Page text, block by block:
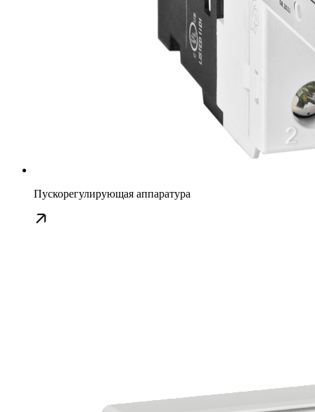
Пускорегулирующая аппаратура